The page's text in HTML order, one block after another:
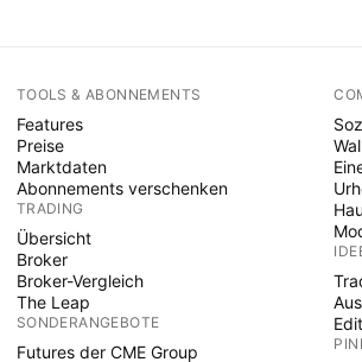
TOOLS & ABONNEMENTS
Features
Preise
Marktdaten
Abonnements verschenken
TRADING
Übersicht
Broker
Broker-Vergleich
The Leap
SONDERANGEBOTE
Futures der CME Group